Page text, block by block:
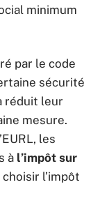
minimum
par le code
sécurité
réduit leur
mesure.
les
à l’impôt sur
l’impôt